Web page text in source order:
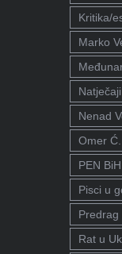
Kritika/
Marko
Natječaji
Nenad
Omer
PEN BiH
Pisci u
Predrag
Rat u